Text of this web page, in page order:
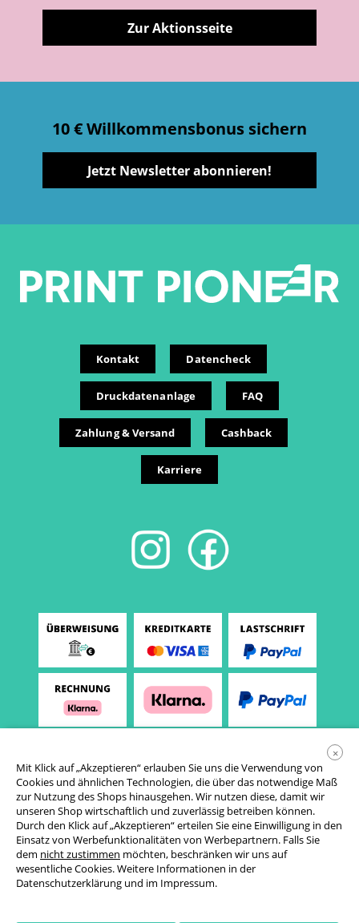
Zur Aktionsseite
10 € Willkommensbonus sichern
Jetzt Newsletter abonnieren!
Kontakt Datencheck
Druckdatenanlage FAQ
Zahlung & Versand Cashback
Karriere
AGB
Datenschutzerklärung
×
Mit Klick auf „Akzeptieren“ erlauben Sie uns die Verwendung von
Cookies und ähnlichen Technologien, die über das notwendige Maß
zur Nutzung des Shops hinausgehen. Wir nutzen diese, damit wir
unseren Shop wirtschaftlich und zuverlässig betreiben können.
Durch den Klick auf „Akzeptieren“ erteilen Sie eine Einwilligung in den
Einsatz von Werbefunktionalitäten von Werbepartnern. Falls Sie
dem nicht zustimmen möchten, beschränken wir uns auf
wesentliche Cookies. Weitere Informationen in der
Datenschutzerklärung und im Impressum.